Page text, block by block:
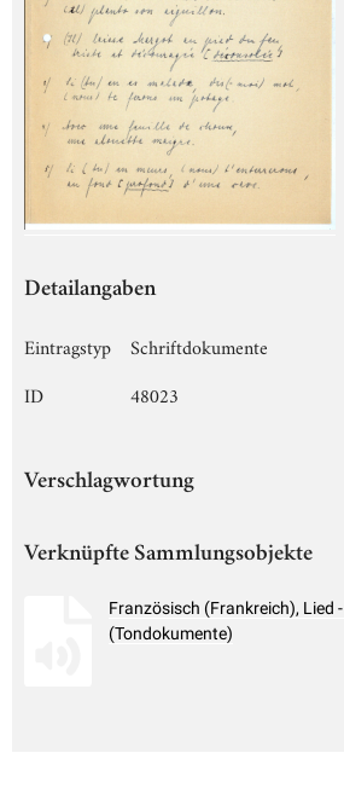
Detailangaben
Eintragstyp
Schriftdokumente
ID
48023
Verschlagwortung
Verknüpfte Sammlungsobjekte
Französisch (Frankreich), Lied
(Tondokumente)